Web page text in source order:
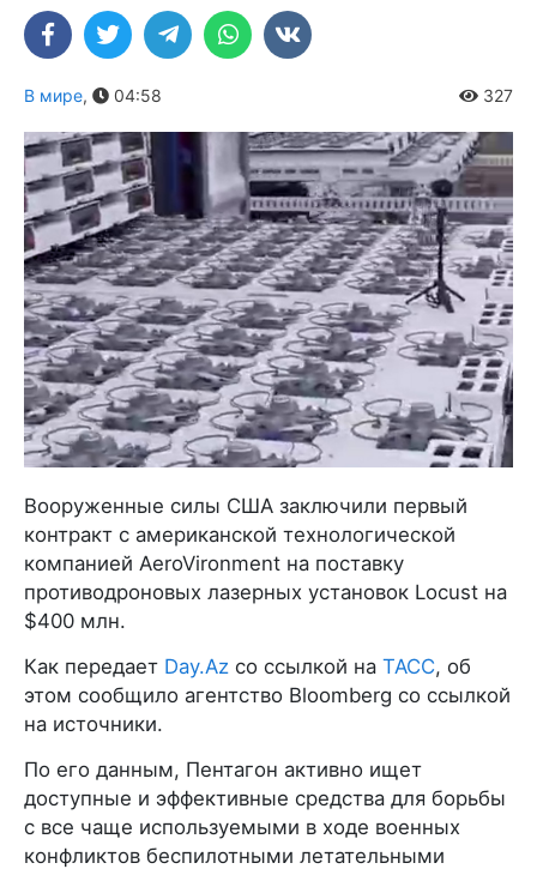
В мире, 04:58 327
Вооруженные силы США заключили первый
контракт с американской технологической
компанией AeroVironment на поставку
противодроновых лазерных установок Locust на
$400 млн.
Как передает Day.Az со ссылкой на ТАСС, об
этом сообщило агентство Bloomberg со ссылкой
на источники.
По его данным, Пентагон активно ищет
доступные и эффективные средства для борьбы
с все чаще используемыми в ходе военных
конфликтов беспилотными летательными